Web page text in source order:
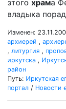
этого храма
владыка
Изменен:
архиерей ,
, литургия ,
иркутска ,
район
Путь: Иркутская
портал / Новости